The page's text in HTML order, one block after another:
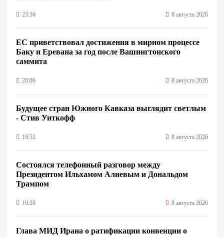
23:36 8 августа 2026
ЕС приветствовал достижения в мирном процессе
Баку и Еревана за год после Вашингтонского
саммита
20:06 8 августа 2026
Будущее стран Южного Кавказа выглядит светлым
- Стив Уиткофф
19:52 8 августа 2026
Состоялся телефонный разговор между
Президентом Ильхамом Алиевым и Дональдом
Трампом
19:26 8 августа 2026
Глава МИД Ирана о ратификации конвенции о